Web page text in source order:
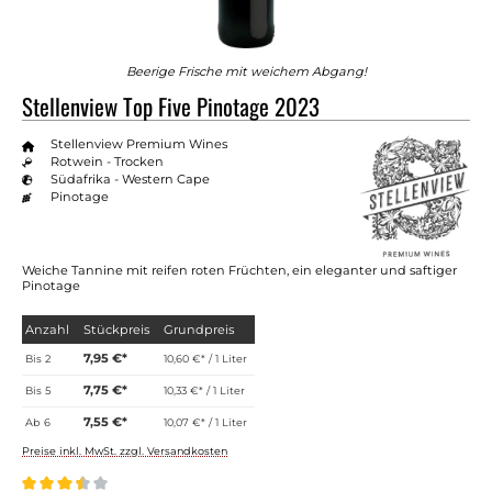
Beerige Frische mit weichem Abgang!
Stellenview Top Five Pinotage 2023
Stellenview Premium Wines
Rotwein - Trocken
Südafrika - Western Cape
Pinotage
Weiche Tannine mit reifen roten Früchten, ein eleganter und saftiger
Pinotage
Anzahl Stückpreis Grundpreis
Bis2 7,95 €* 10,60 €* / 1 Liter
Bis5 7,75 €* 10,33 €* / 1 Liter
Ab6 7,55 €* 10,07 €* / 1 Liter
Preise inkl. MwSt. zzgl. Versandkosten